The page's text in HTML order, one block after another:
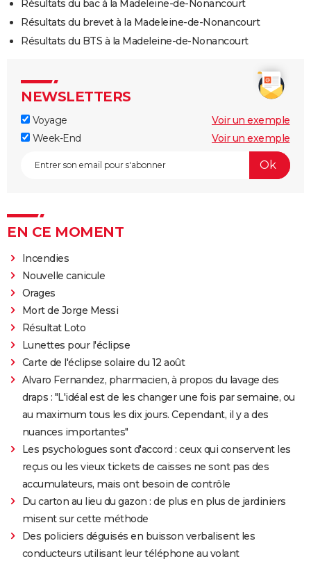
Résultats du bac à la Madeleine-de-Nonancourt
Résultats du brevet à la Madeleine-de-Nonancourt
Résultats du BTS à la Madeleine-de-Nonancourt
NEWSLETTERS
Voyage
Voir un exemple
Week-End
Voir un exemple
EN CE MOMENT
Incendies
Nouvelle canicule
Orages
Mort de Jorge Messi
Résultat Loto
Lunettes pour l'éclipse
Carte de l'éclipse solaire du 12 août
Alvaro Fernandez, pharmacien, à propos du lavage des
draps : "L'idéal est de les changer une fois par semaine, ou
au maximum tous les dix jours. Cependant, il y a des
nuances importantes"
Les psychologues sont d'accord : ceux qui conservent les
reçus ou les vieux tickets de caisses ne sont pas des
accumulateurs, mais ont besoin de contrôle
Du carton au lieu du gazon : de plus en plus de jardiniers
misent sur cette méthode
Des policiers déguisés en buisson verbalisent les
conducteurs utilisant leur téléphone au volant